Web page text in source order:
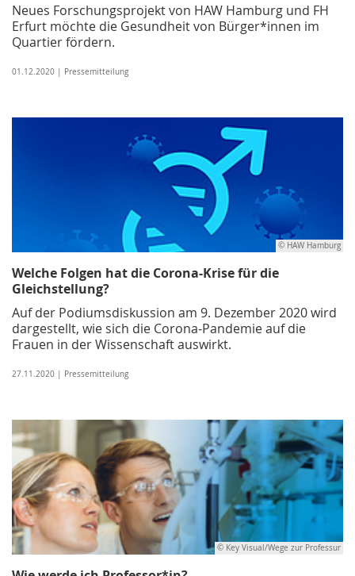
Neues Forschungsprojekt von HAW Hamburg und FH
Erfurt möchte die Gesundheit von Bürger*innen im
Quartier fördern.
01.12.2020 | Pressemitteilung
© HAW Hamburg
Welche Folgen hat die Corona-Krise für die
Gleichstellung?
Auf der Podiumsdiskussion am 9. Dezember 2020 wird
dargestellt, wie sich die Corona-Pandemie auf die
Frauen in der Wissenschaft auswirkt.
27.11.2020 | Pressemitteilung
© Key Visual/Wege zur Professur